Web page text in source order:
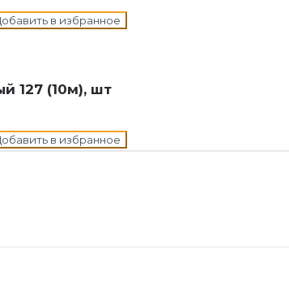
в избранное
127 (10м), шт
в избранное